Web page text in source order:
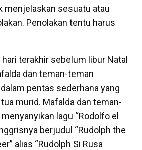
menjelaskan sesuatu atau
Penolakan tentu harus
hari terakhir sebelum libur Natal
dan teman-teman
pentas sederhana yang
murid. Mafalda dan teman-
lagu “Rodolfo el
berjudul “Rudolph the
alias “Rudolph Si Rusa